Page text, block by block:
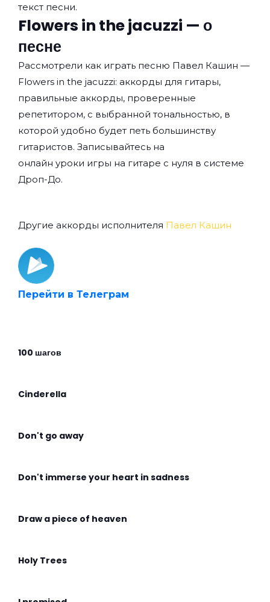
текст песни.
Flowers in the jacuzzi — о
песне
Рассмотрели как играть песню Павел Кашин —
Flowers in the jacuzzi: аккорды для гитары,
правильные аккорды, проверенные
репетитором, с выбранной тональностью, в
которой удобно будет петь большинству
гитаристов. Записывайтесь на
онлайн уроки игры на гитаре с нуля в системе
Дроп-До.
Другие аккорды исполнителя Павел Кашин
Перейти в Телеграм
100 шагов
Cinderella
Don't go away
Don't immerse your heart in sadness
Draw a piece of heaven
Holy Trees